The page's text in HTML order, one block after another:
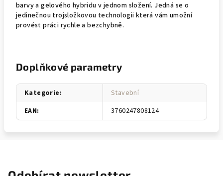
barvy a gelového hybridu v jednom složení. Jedná se o
jedinečnou trojsložkovou technologii která vám umožní
provést práci rychle a bezchybně.
Doplňkové parametry
Kategorie:
Stavební
EAN: 3760247808124